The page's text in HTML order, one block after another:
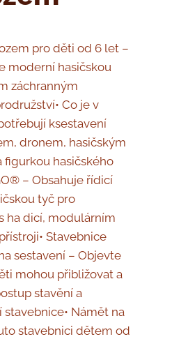
pro děti od 6 let –
moderní hasičskou
záchranným
Co je v
ksestavení
dronem, hasičským
figurkou hasičského
– Obsahuje řídicí
tyč pro
ha dicí, modulárním
Stavebnice
sestavení – Objevte
mohou přibližovat a
stavění a
Námět na
stavebnici dětem od